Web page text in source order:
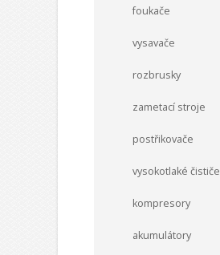
foukače
vysavače
rozbrusky
zametací stroje
postřikovače
vysokotlaké čističe
kompresory
akumulátory